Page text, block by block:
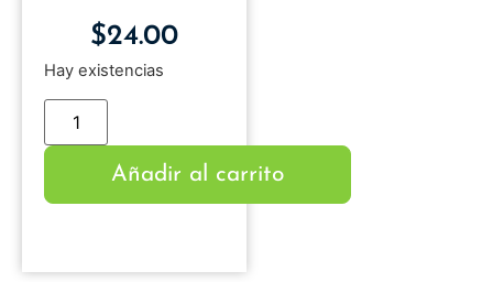
$24.00
Hay existencias
Añadir al carrito